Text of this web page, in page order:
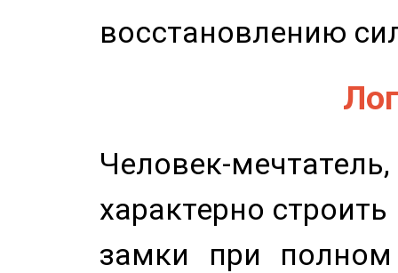
восстановлению
Человек-
характерно
замки при полном